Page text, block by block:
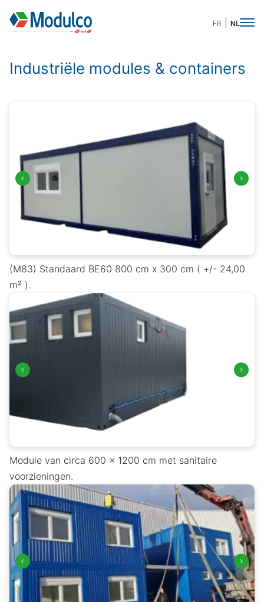
FR NL
Industriële modules & containers
(M83) Standaard BE60 800 cm x 300 cm ( +/- 24,00
m² ).
Module van circa 600 x 1200 cm met sanitaire
voorzieningen.